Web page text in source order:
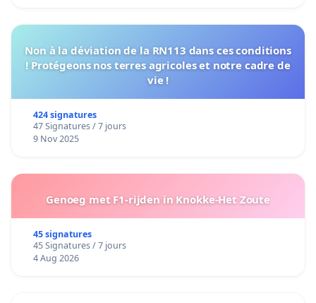
Non à la déviation de la RN113 dans ces conditions
! Protégeons nos terres agricoles et notre cadre de
vie !
424 signatures
47 Signatures / 7 jours
9 Nov 2025
Genoeg met F1-rijden in Knokke-Het Zoute
45 signatures
45 Signatures / 7 jours
4 Aug 2026